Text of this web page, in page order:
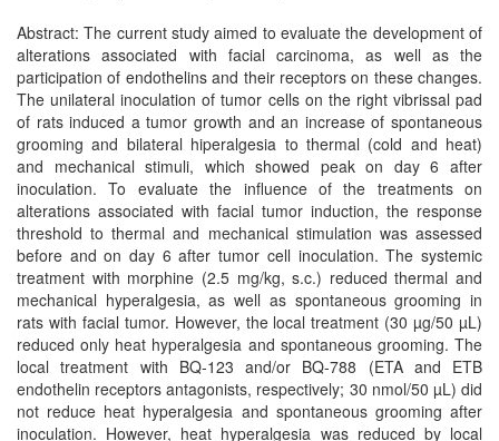
Abstract: The current study aimed to evaluate the development of
alterations associated with facial carcinoma, as well as the
participation of endothelins and their receptors on these changes.
The unilateral inoculation of tumor cells on the right vibrissal pad
of rats induced a tumor growth and an increase of spontaneous
grooming and bilateral hiperalgesia to thermal (cold and heat)
and mechanical stimuli, which showed peak on day 6 after
inoculation. To evaluate the influence of the treatments on
alterations associated with facial tumor induction, the response
threshold to thermal and mechanical stimulation was assessed
before and on day 6 after tumor cell inoculation. The systemic
treatment with morphine (2.5 mg/kg, s.c.) reduced thermal and
mechanical hyperalgesia, as well as spontaneous grooming in
rats with facial tumor. However, the local treatment (30 µg/50 µL)
reduced only heat hyperalgesia and spontaneous grooming. The
local treatment with BQ-123 and/or BQ-788 (ETA and ETB
endothelin receptors antagonists, respectively; 30 nmol/50 µL) did
not reduce heat hyperalgesia and spontaneous grooming after
inoculation. However, heat hyperalgesia was reduced by local